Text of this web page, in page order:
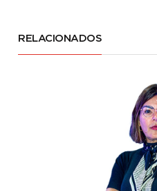
RELACIONADOS